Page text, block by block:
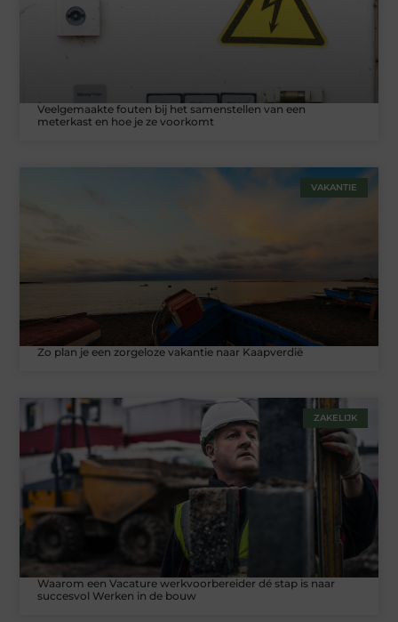
Veelgemaakte fouten bij het samenstellen van een
meterkast en hoe je ze voorkomt
VAKANTIE
Zo plan je een zorgeloze vakantie naar Kaapverdië
ZAKELIJK
Waarom een Vacature werkvoorbereider dé stap is naar
succesvol Werken in de bouw